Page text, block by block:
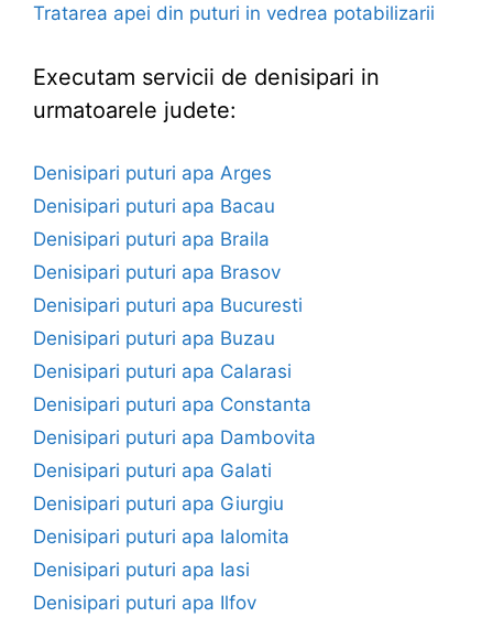
Tratarea apei din puturi in vedrea potabilizarii
Executam servicii de denisipari in
urmatoarele judete:
Denisipari puturi apa Arges
Denisipari puturi apa Bacau
Denisipari puturi apa Braila
Denisipari puturi apa Brasov
Denisipari puturi apa Bucuresti
Denisipari puturi apa Buzau
Denisipari puturi apa Calarasi
Denisipari puturi apa Constanta
Denisipari puturi apa Dambovita
Denisipari puturi apa Galati
Denisipari puturi apa Giurgiu
Denisipari puturi apa Ialomita
Denisipari puturi apa Iasi
Denisipari puturi apa Ilfov